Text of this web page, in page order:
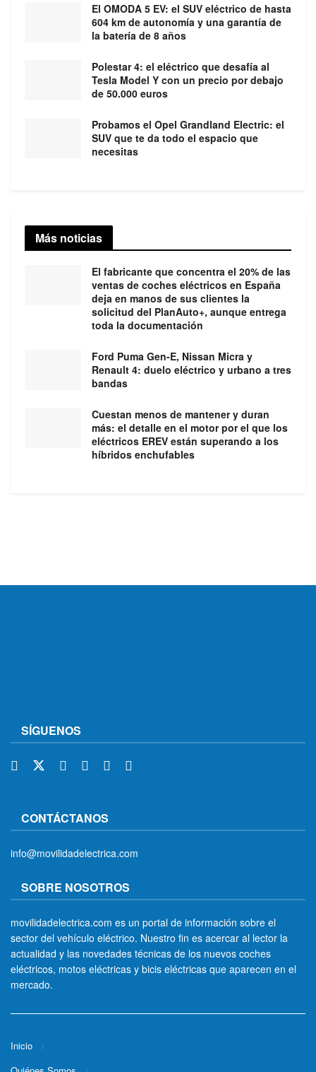
El OMODA 5 EV: el SUV eléctrico de hasta
604 km de autonomía y una garantía de
la batería de 8 años
Polestar 4: el eléctrico que desafía al
Tesla Model Y con un precio por debajo
de 50.000 euros
Probamos el Opel Grandland Electric: el
SUV que te da todo el espacio que
necesitas
Más noticias
El fabricante que concentra el 20% de las
ventas de coches eléctricos en España
deja en manos de sus clientes la
solicitud del PlanAuto+, aunque entrega
toda la documentación
Ford Puma Gen-E, Nissan Micra y
Renault 4: duelo eléctrico y urbano a tres
bandas
Cuestan menos de mantener y duran
más: el detalle en el motor por el que los
eléctricos EREV están superando a los
híbridos enchufables
SÍGUENOS
CONTÁCTANOS
info@movilidadelectrica.com
SOBRE NOSOTROS
movilidadelectrica.com es un portal de información sobre el
sector del vehículo eléctrico. Nuestro fin es acercar al lector la
actualidad y las novedades técnicas de los nuevos coches
eléctricos, motos eléctricas y bicis eléctricas que aparecen en el
mercado.
Inicio